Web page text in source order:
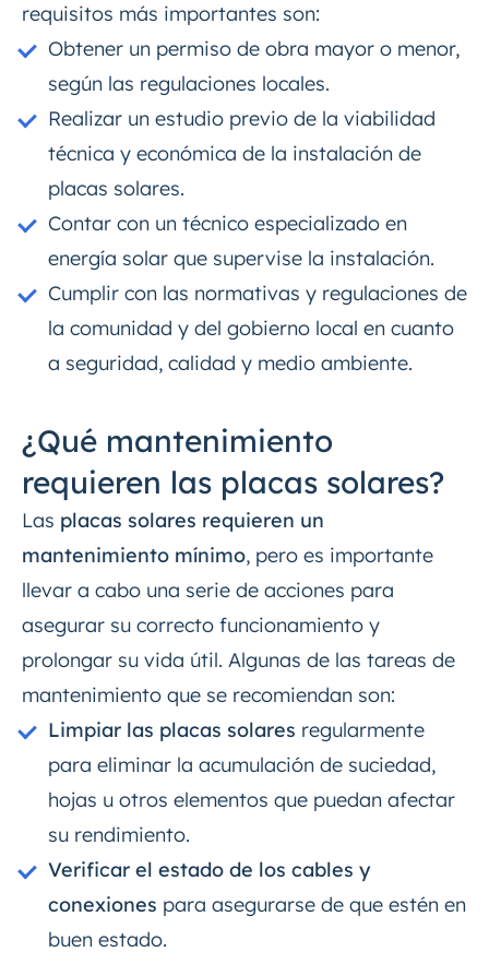
requisitos más importantes son:
Obtener un permiso de obra mayor o menor,
según las regulaciones locales.
Realizar un estudio previo de la viabilidad
técnica y económica de la instalación de
placas solares.
Contar con un técnico especializado en
energía solar que supervise la instalación.
Cumplir con las normativas y regulaciones de
la comunidad y del gobierno local en cuanto
a seguridad, calidad y medio ambiente.
¿Qué mantenimiento
requieren las placas solares?
Las placas solares requieren un
mantenimiento mínimo, pero es importante
llevar a cabo una serie de acciones para
asegurar su correcto funcionamiento y
prolongar su vida útil. Algunas de las tareas de
mantenimiento que se recomiendan son:
Limpiar las placas solares regularmente
para eliminar la acumulación de suciedad,
hojas u otros elementos que puedan afectar
su rendimiento.
Verificar el estado de los cables y
conexiones para asegurarse de que estén en
buen estado.